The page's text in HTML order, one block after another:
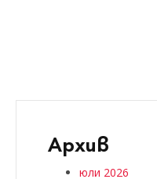
Архив
юли 2026